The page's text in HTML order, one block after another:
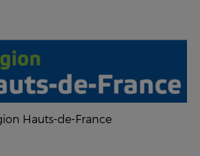
Hauts-de-France